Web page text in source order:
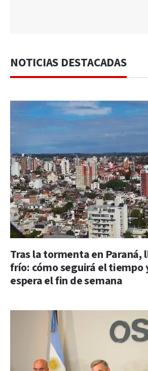
NOTICIAS DESTACADAS
Tras la tormenta en Paraná,
frío: cómo seguirá el tiempo
espera el fin de semana